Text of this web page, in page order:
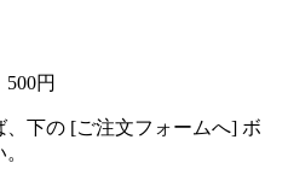
500円
下の [ご注文フォームへ] ボ